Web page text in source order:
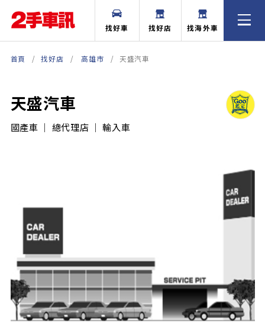
找好車 找好店 找海外車
首頁 找好店 高雄市 天盛汽車
天盛汽車
國產車 ｜ 總代理店 ｜ 輸入車